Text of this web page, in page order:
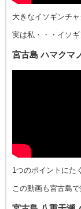
大きなイソギンチ
実は私・・・イソ
宮古島 ハマクマ
1つのポイントにた
この動画も宮古島